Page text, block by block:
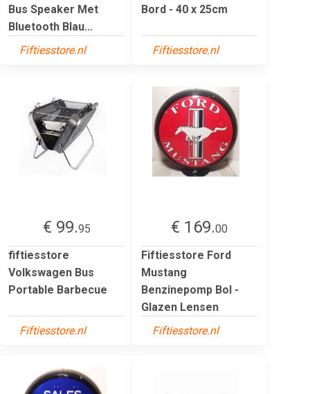
Bus Speaker Met
Bluetooth Blau...
Fiftiesstore.nl
Bord - 40 x 25cm
Fiftiesstore.nl
€ 99.95
fiftiesstore
Volkswagen Bus
Portable Barbecue
Fiftiesstore.nl
€ 169.00
Fiftiesstore Ford
Mustang
Benzinepomp Bol -
Glazen Lensen
Fiftiesstore.nl